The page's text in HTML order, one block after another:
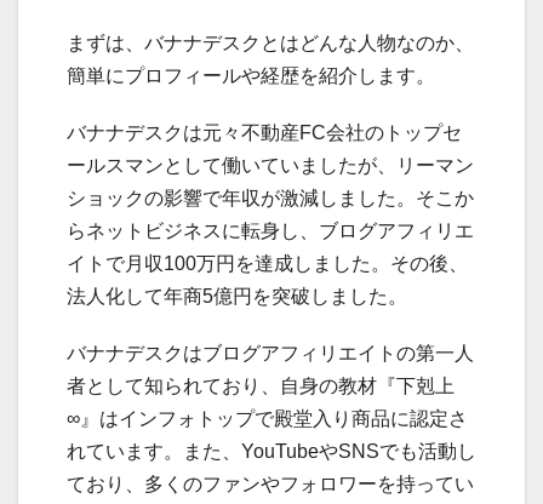
まずは、バナナデスクとはどんな人物なのか、
簡単にプロフィールや経歴を紹介します。
バナナデスクは元々不動産FC会社のトップセ
ールスマンとして働いていましたが、リーマン
ショックの影響で年収が激減しました。そこか
らネットビジネスに転身し、ブログアフィリエ
イトで月収100万円を達成しました。その後、
法人化して年商5億円を突破しました。
バナナデスクはブログアフィリエイトの第一人
者として知られており、自身の教材『下剋上
∞』はインフォトップで殿堂入り商品に認定さ
れています。また、YouTubeやSNSでも活動し
ており、多くのファンやフォロワーを持ってい